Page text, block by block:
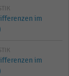
im
im